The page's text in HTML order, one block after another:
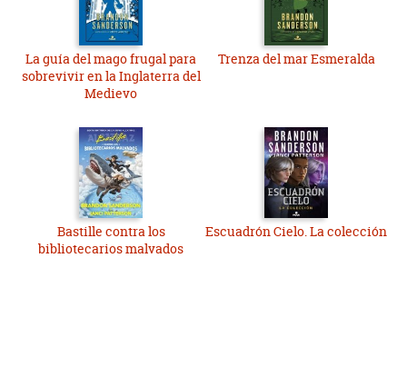
La guía del mago frugal para
sobrevivir en la Inglaterra del
Medievo
Trenza del mar Esmeralda
Bastille contra los
bibliotecarios malvados
Escuadrón Cielo. La colección